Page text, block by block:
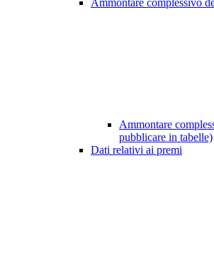
Ammontare complessivo
Ammontare
pubblicare in tabelle)
Dati relativi ai premi